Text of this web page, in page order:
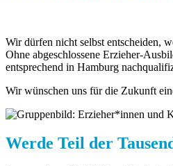
Wir dürfen nicht selbst entscheiden,
Ohne abgeschlossene Erzieher-
entsprechend in Hamburg
Wir wünschen uns für die Zukunft
Werde Teil der